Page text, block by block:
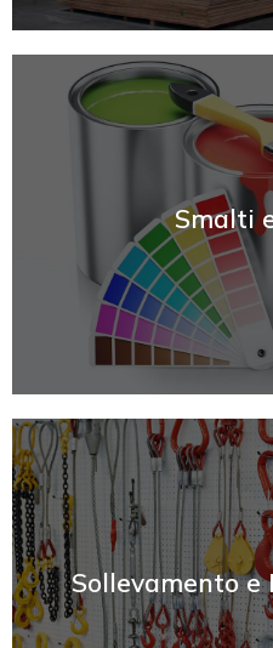
Smalti
Sollevamento